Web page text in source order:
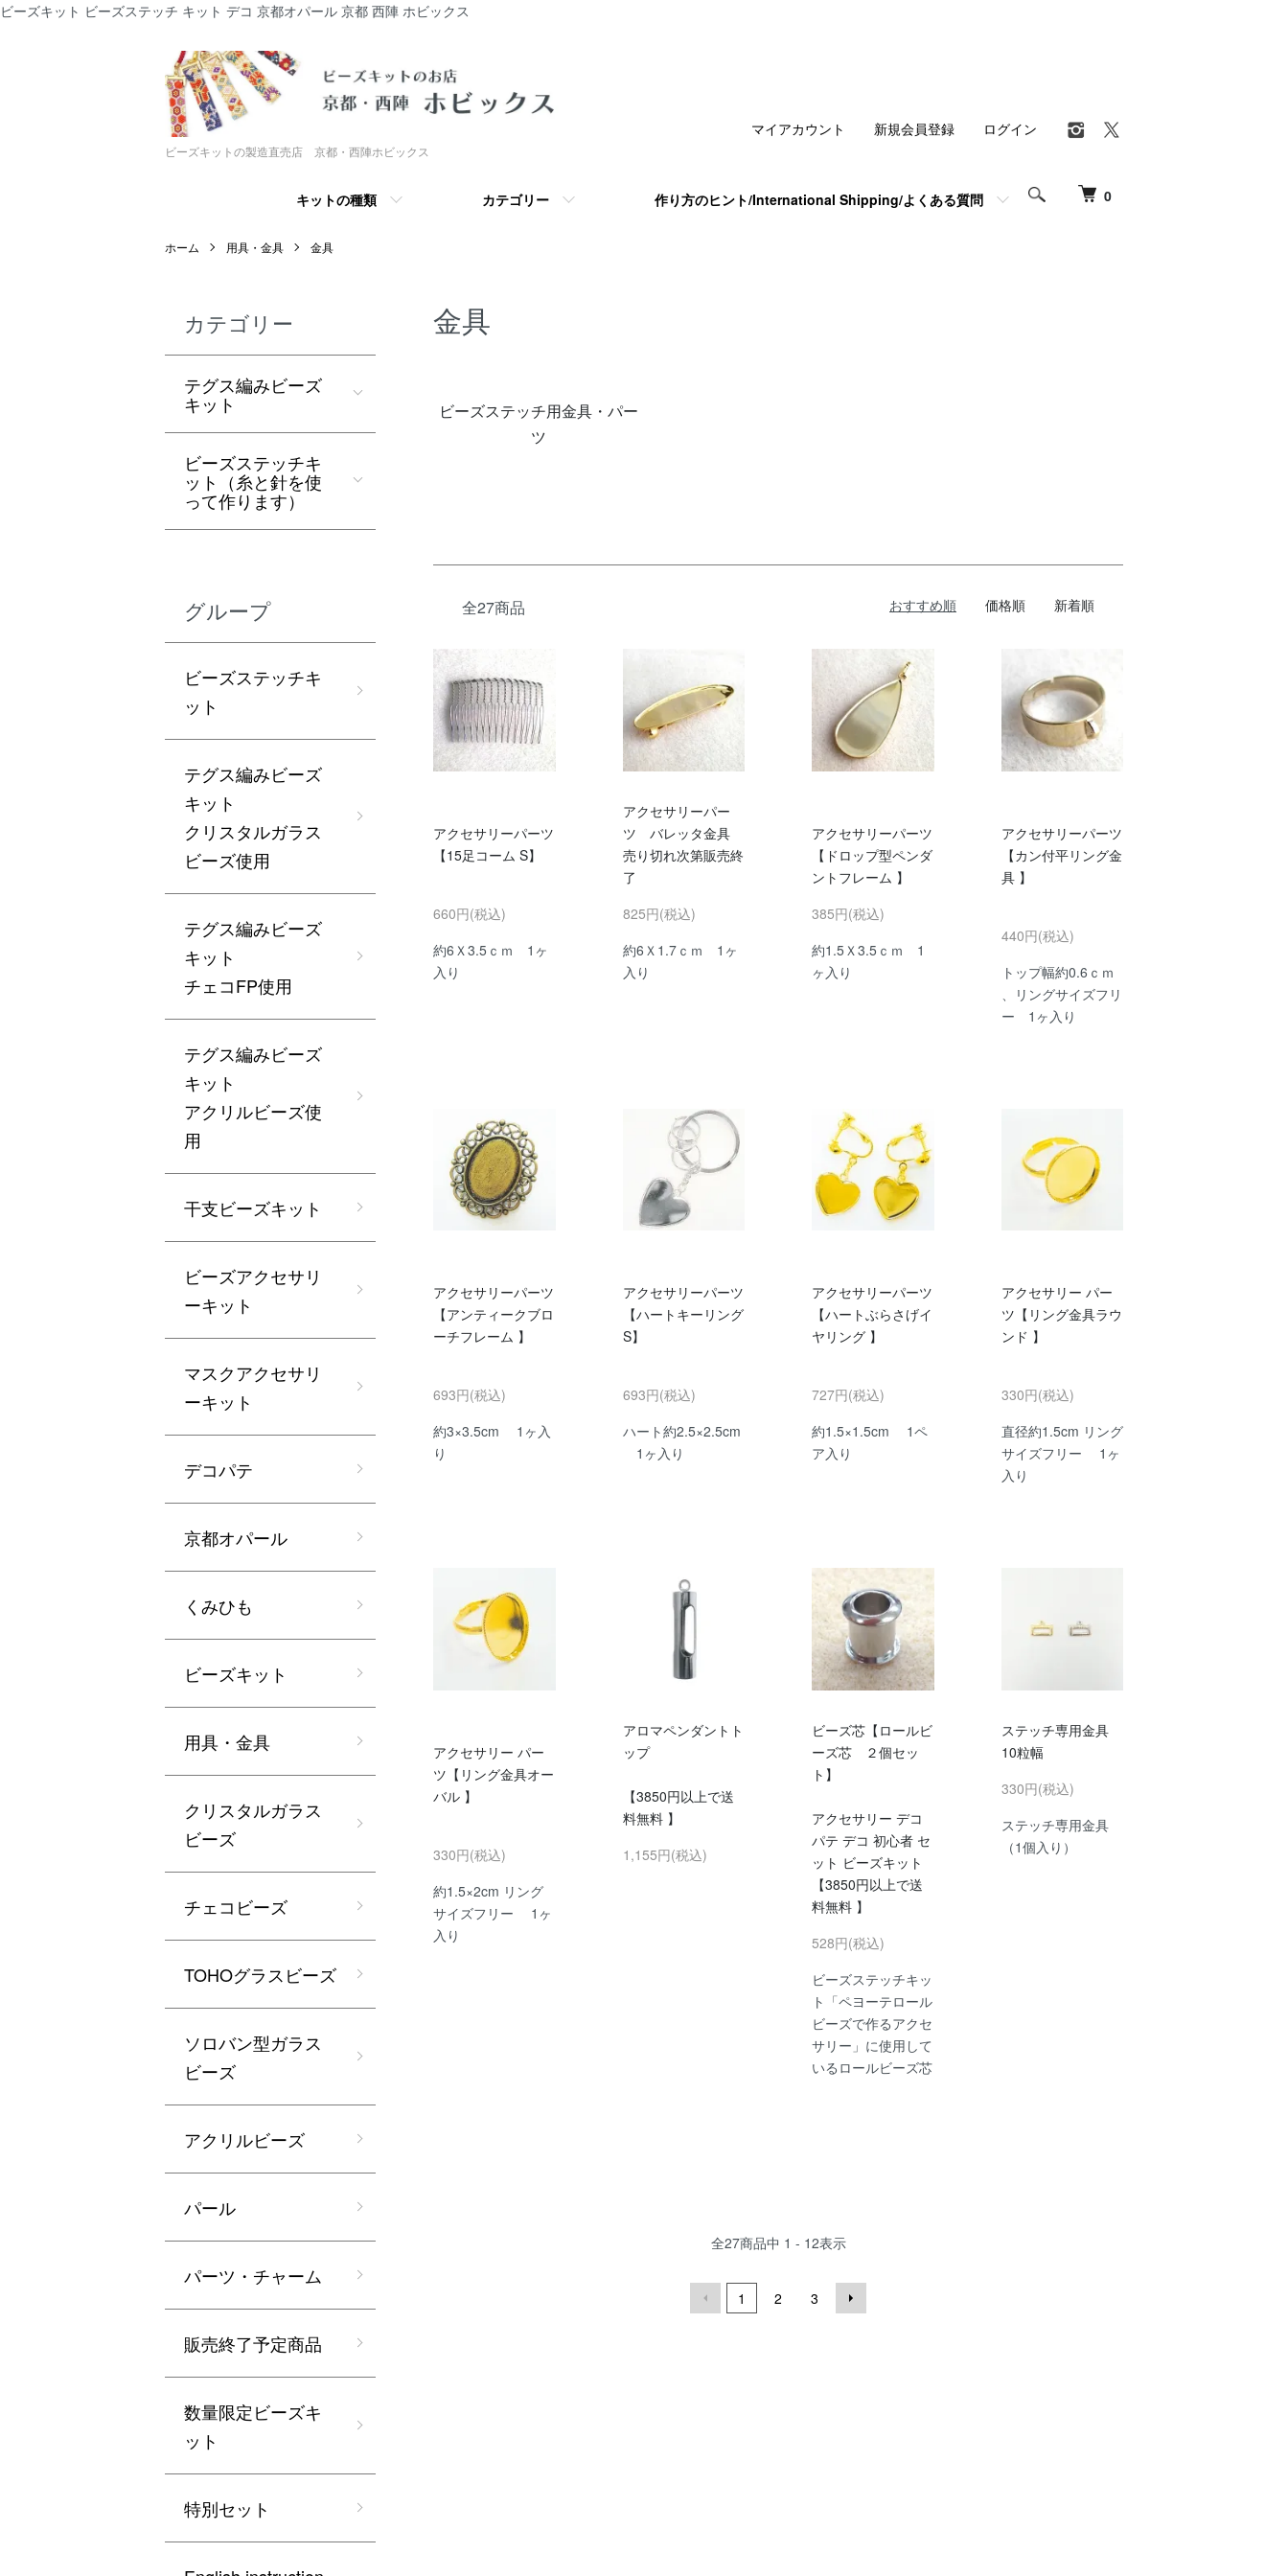
ビーズキット ビーズステッチ キット デコ 京都オパール 京都 西陣 ホビックス
ビーズキットの製造直売店 京都・西陣ホビックス
0
キットの種類 カテゴリー 作り方のヒント/International Shipping/よくある質問
マイアカウント 新規会員登録 ログイン
ホーム 用具・金具 金具
金具
ビーズステッチ用金具・パー
ツ
全27商品 おすすめ順 価格順 新着順
アクセサリーパーツ
【15足コーム S】
660円(税込)
約6Ｘ3.5ｃｍ 1ヶ
入り
アクセサリーパー
ツ バレッタ金具
売り切れ次第販売終
了
825円(税込)
約6Ｘ1.7ｃｍ 1ヶ
入り
アクセサリーパーツ
【ドロップ型ペンダ
ントフレーム 】
385円(税込)
約1.5Ｘ3.5ｃｍ 1
ヶ入り
アクセサリーパーツ
【カン付平リング金
具 】
440円(税込)
トップ幅約0.6ｃｍ
、リングサイズフリ
ー 1ヶ入り
アクセサリーパーツ
【アンティークブロ
ーチフレーム 】
693円(税込)
約3×3.5cm 1ヶ入
り
アクセサリーパーツ
【ハートキーリング
S】
693円(税込)
ハート約2.5×2.5cm
1ヶ入り
アクセサリーパーツ
【ハートぶらさげイ
ヤリング 】
727円(税込)
約1.5×1.5cm 1ペ
ア入り
アクセサリー パー
ツ【リング金具ラウ
ンド 】
330円(税込)
直径約1.5cm リング
サイズフリー 1ヶ
入り
アクセサリー パー
ツ【リング金具オー
バル 】
330円(税込)
約1.5×2cm リング
サイズフリー 1ヶ
入り
アロマペンダントト
ップ
【3850円以上で送
料無料 】
1,155円(税込)
ビーズ芯【ロールビ
ーズ芯 ２個セッ
ト】
アクセサリー デコ
パテ デコ 初心者 セ
ット ビーズキット
【3850円以上で送
料無料 】
528円(税込)
ビーズステッチキッ
ト「ペヨーテロール
ビーズで作るアクセ
サリー」に使用して
いるロールビーズ芯
ステッチ専用金具
10粒幅
330円(税込)
ステッチ専用金具
（1個入り）
全27商品中 1 - 12表示
1 2 3
カテゴリー
テグス編みビーズ
キット
ビーズステッチキ
ット（糸と針を使
って作ります）
グループ
ビーズステッチキ
ット
テグス編みビーズ
キット
クリスタルガラス
ビーズ使用
テグス編みビーズ
キット
チェコFP使用
テグス編みビーズ
キット
アクリルビーズ使
用
干支ビーズキット
ビーズアクセサリ
ーキット
マスクアクセサリ
ーキット
デコパテ
京都オパール
くみひも
ビーズキット
用具・金具
クリスタルガラス
ビーズ
チェコビーズ
TOHOグラスビーズ
ソロバン型ガラス
ビーズ
アクリルビーズ
パール
パーツ・チャーム
販売終了予定商品
数量限定ビーズキ
ット
特別セット